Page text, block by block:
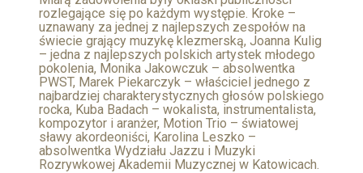
rozlegające się po każdym występie. Kroke –
uznawany za jednej z najlepszych zespołów na
świecie grający muzykę klezmerską, Joanna Kulig
– jedna z najlepszych polskich artystek młodego
pokolenia, Monika Jakowczuk – absolwentka
PWST, Marek Piekarczyk – właściciel jednego z
najbardziej charakterystycznych głosów polskiego
rocka, Kuba Badach – wokalista, instrumentalista,
kompozytor i aranżer, Motion Trio – światowej
sławy akordeoniści, Karolina Leszko –
absolwentka Wydziału Jazzu i Muzyki
Rozrywkowej Akademii Muzycznej w Katowicach.